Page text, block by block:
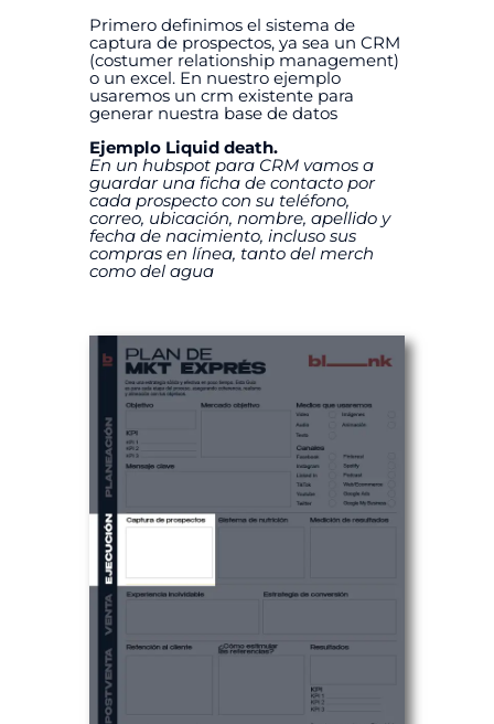
Primero definimos el sistema de
captura de prospectos, ya sea un CRM
(costumer relationship management)
o un excel. En nuestro ejemplo
usaremos un crm existente para
generar nuestra base de datos
Ejemplo Liquid death.
En un hubspot para CRM vamos a
guardar una ficha de contacto por
cada prospecto con su teléfono,
correo, ubicación, nombre, apellido y
fecha de nacimiento, incluso sus
compras en línea, tanto del merch
como del agua